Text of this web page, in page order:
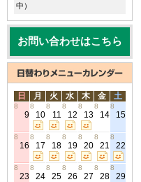
中）
お問い合わせはこちら
日 月 火 水 木 金 土
8
9
8
10
8
11
8
12
8
13
8
14
8
15
8
16
8
17
8
18
8
19
8
20
8
21
8
22
8
23
8
24
8
25
8
26
8
27
8
28
8
29